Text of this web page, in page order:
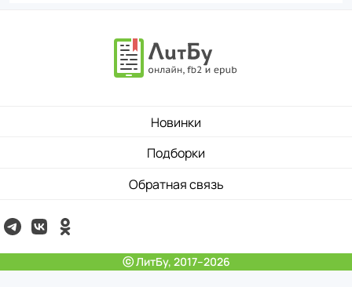
Новинки
Подборки
Обратная связь
ⓒ ЛитБу, 2017–2026